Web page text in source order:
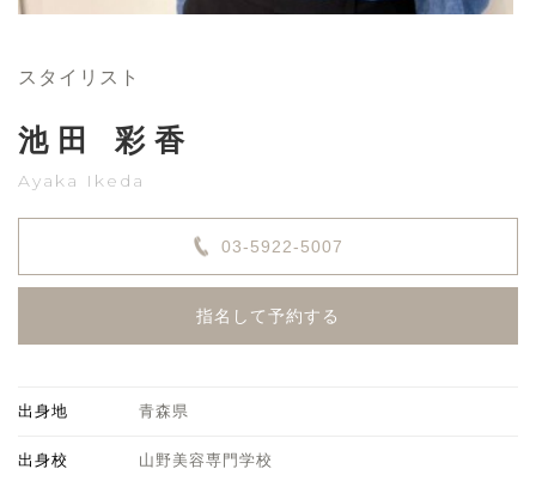
スタイリスト
池田 彩香
Ayaka Ikeda
03-5922-5007
指名して予約する
出身地 青森県
出身校 山野美容専門学校